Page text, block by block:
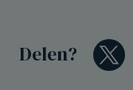
Delen?